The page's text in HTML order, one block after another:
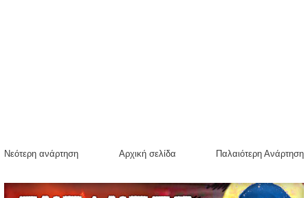
Νεότερη ανάρτηση Παλαιότερη Ανάρτηση
Αρχική σελίδα